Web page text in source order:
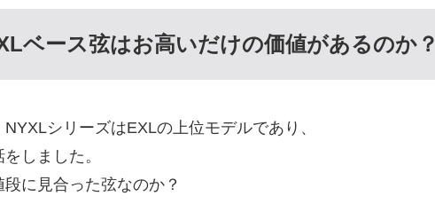
ベース弦はお高いだけの価値があるのか？
シリーズはEXLの上位モデルであり、
しました。
に見合った弦なのか？